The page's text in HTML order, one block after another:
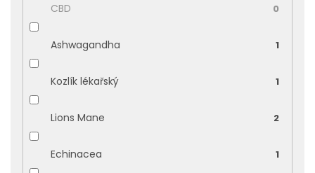
CBD 0
Ashwagandha 1
Kozlík lékařský 1
Lions Mane 2
Echinacea 1